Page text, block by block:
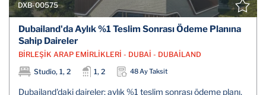
DXB-00575
Dubailand'da Aylık %1 Teslim Sonrası Ödeme Planına
Sahip Daireler
BİRLEŞİK ARAP EMİRLİKLERİ - DUBAİ - DUBAİLAND
Studio, 1, 2
1, 2 48 Ay Taksit
Dubailand'daki daireler; aylık %1 teslim sonrası ödeme planı,